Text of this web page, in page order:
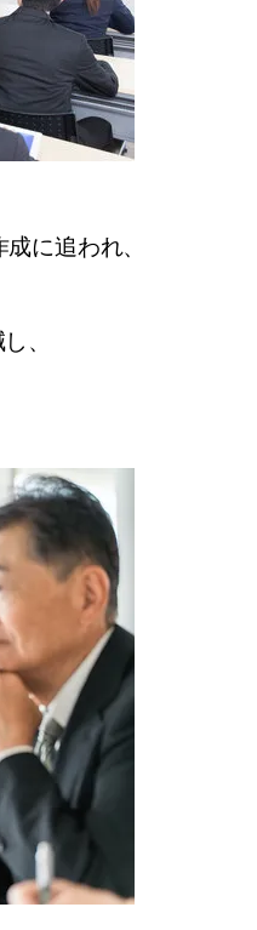
に追われ、
、